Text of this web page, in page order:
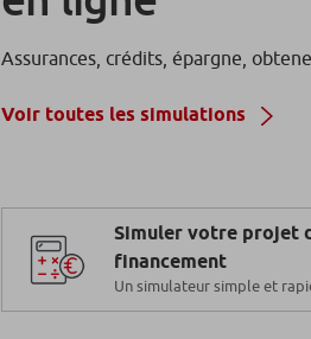
Assurances, crédits, épargne,
Voir toutes les simulations
Simuler votre projet
financement
Un simulateur simple et